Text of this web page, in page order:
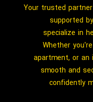
Your trusted
supported
specialize in
Whether
apartment, or
smooth and
confidently